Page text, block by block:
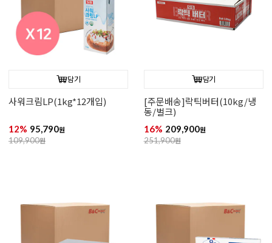
담기
사워크림LP(1kg*12개입)
12% 95,790원
109,900원
담기
[주문배송]락틱버터(10kg/냉
동/벌크)
16% 209,900원
251,900원